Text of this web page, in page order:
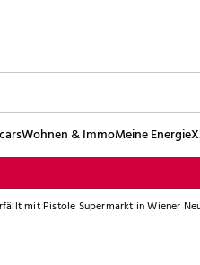
Wohnen & ImmoMeine Energie
mit Pistole Supermarkt in Wiener